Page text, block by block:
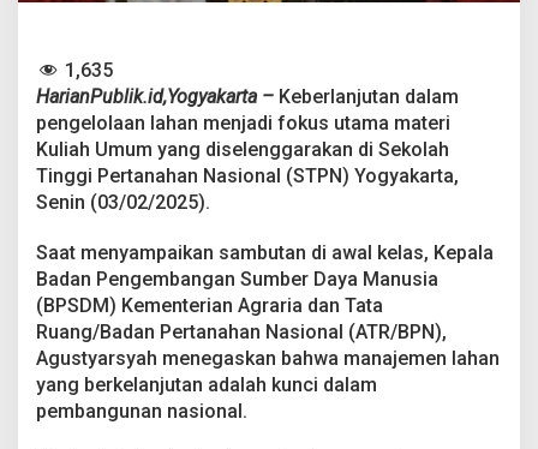
e
k
a
k
a
P
e
n
t
i
n
g
n
1,635
HarianPublik.id,Yogyakarta – Keberlanjutan dalam
pengelolaan lahan menjadi fokus utama materi
Kuliah Umum yang diselenggarakan di Sekolah
Tinggi Pertanahan Nasional (STPN) Yogyakarta,
Senin (03/02/2025).
Saat menyampaikan sambutan di awal kelas, Kepala
Badan Pengembangan Sumber Daya Manusia
(BPSDM) Kementerian Agraria dan Tata
Ruang/Badan Pertanahan Nasional (ATR/BPN),
Agustyarsyah menegaskan bahwa manajemen lahan
yang berkelanjutan adalah kunci dalam
pembangunan nasional.